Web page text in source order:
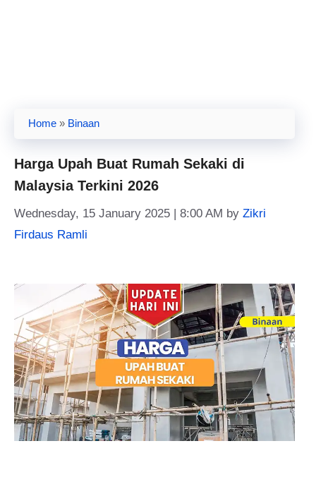
Home » Binaan
Harga Upah Buat Rumah Sekaki di
Malaysia Terkini 2026
Wednesday, 15 January 2025 | 8:00 AM by Zikri
Firdaus Ramli